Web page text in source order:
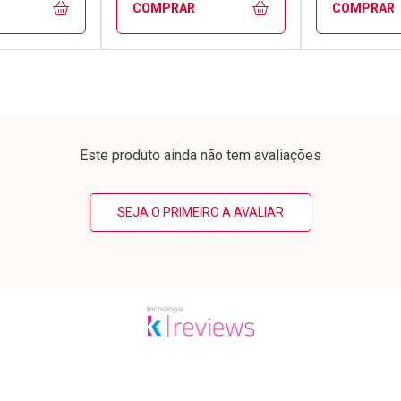
COMPRAR COMPRAR
Este produto ainda não tem avaliações
SEJA O PRIMEIRO A AVALIAR